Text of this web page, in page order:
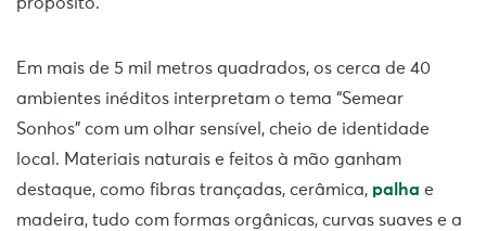
Em mais de 5 mil metros quadrados, os cerca de 40
ambientes inéditos interpretam o tema “Semear
Sonhos” com um olhar sensível, cheio de identidade
local. Materiais naturais e feitos à mão ganham
destaque, como fibras trançadas, cerâmica, palha e
madeira, tudo com formas orgânicas, curvas suaves e a